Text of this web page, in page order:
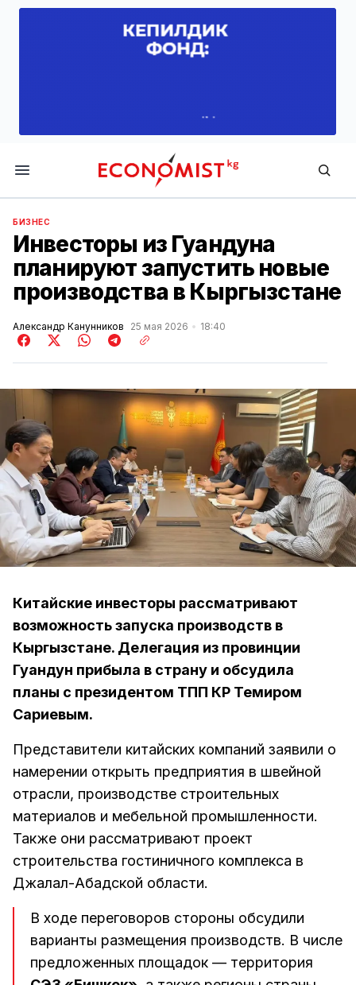
Economist.kg
БИЗНЕС
Инвесторы из Гуандуна
планируют запустить новые
производства в Кыргызстане
Александр Канунников 25 мая 2026 18:40
Китайские инвесторы рассматривают
возможность запуска производств в
Кыргызстане. Делегация из провинции
Гуандун прибыла в страну и обсудила
планы с президентом ТПП КР Темиром
Сариевым.
Представители китайских компаний заявили о
намерении открыть предприятия в швейной
отрасли, производстве строительных
материалов и мебельной промышленности.
Также они рассматривают проект
строительства гостиничного комплекса в
Джалал-Абадской области.
В ходе переговоров стороны обсудили
варианты размещения производств. В числе
предложенных площадок — территория